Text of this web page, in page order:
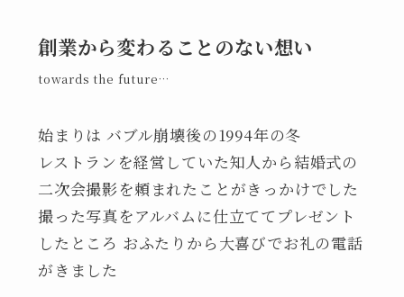
創業から変わることのない想い
towards the future…
始まりは バブル崩壊後の1994年の冬
レストランを経営していた知人から結婚式の
二次会撮影を頼まれたことがきっかけでした
撮った写真をアルバムに仕立ててプレゼント
したところ おふたりから大喜びでお礼の電話
がきました